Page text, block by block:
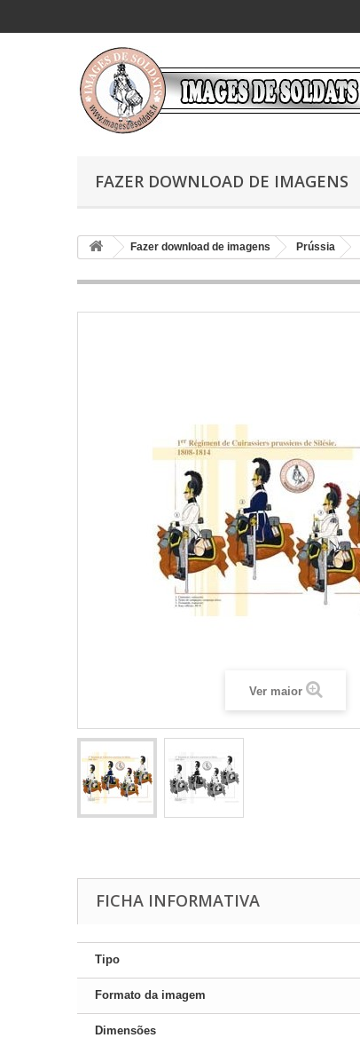
FAZER DOWNLOAD DE IMAGENS
Fazer download de imagens Prússia
Ver maior
FICHA INFORMATIVA
Tipo
Formato da imagem
Dimensões